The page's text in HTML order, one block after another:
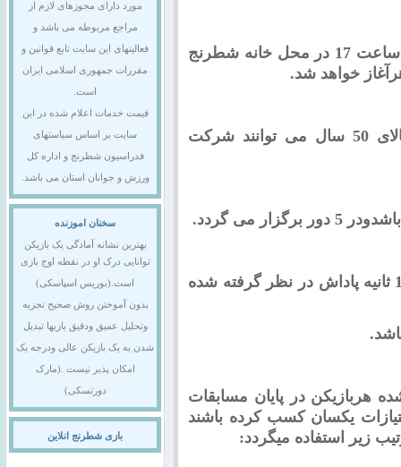
مسابقات از روز شنبه 8 اردیبهشت ماه راس ساعت 17 در محل خانه شطرنج
خواهد شد.
متولدین قبل از 1347/10/10 در رده سنی بالای 50 سال می توانند شرکت
برگزار می گردد.
زمان مسابقات برای هر بازیکن 45 دقیقه و15 ثانیه پاداش در نظر گرفته شده
هربازیکن در پایان مسابقات
یکسان کسب کرده باشند
زیر استفاده میگردد:
مورد دارای مجوزهای لازم از
مراجع مربوطه می باشد و
فعالیتهای این سایت تابع قوانین و
مقررات جمهوری اسلامی ایران
است.
قیمت خدمات اعلام شده در این
سایت بر اساس سیاستهای
فدراسیون شطرنج و اداره کل
ورزش و جوانان استان می باشد.
سخنان اموزنده
بهترین نشانه آمادگی یک بازیکن
توانایی درک او در نقطه اوج بازی
است.(بوریس اسپاسکی)
بدون آموختن روش صحیح تجزیه
وتحلیل عمیق ودقیق بازیها تبدیل
شدن به یک بازیکن عالی ودرجه یک
امکان پذیر نیست .(مارک
دورتسکی)
بازی شطرنج انلاین